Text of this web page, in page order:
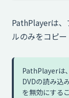
PathPlayerは
ルのみをコピー
PathPlayerは
DVDの読み込
を無効にする